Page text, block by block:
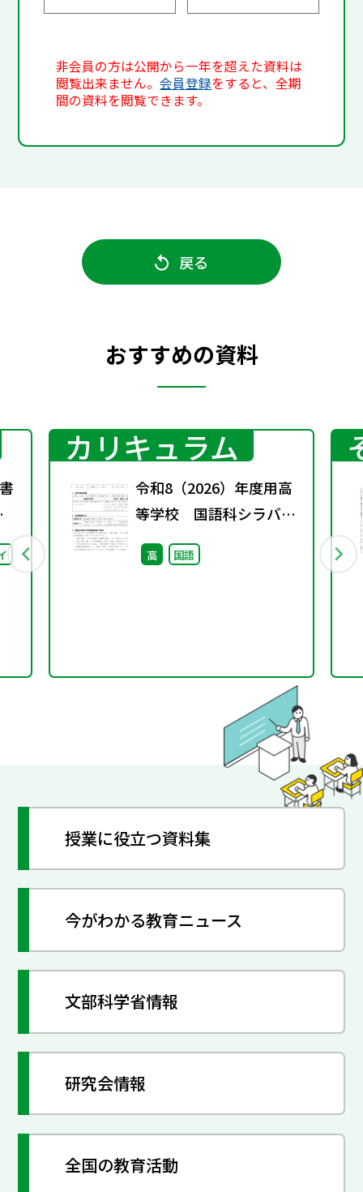
非会員の方は公開から一年を超えた資料は
閲覧出来ません。会員登録をすると、全期
間の資料を閲覧できます。
戻る
おすすめの資料
カリキュラム
令和8（2026）年度用高
等学校 国語科シラバス
案・ルーブリック
高 国語
授業に役立つ資料集
今がわかる教育ニュース
文部科学省情報
研究会情報
全国の教育活動